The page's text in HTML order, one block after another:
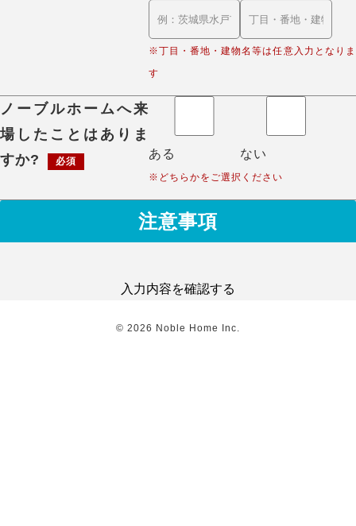
※丁目・番地・建物名等は任意入力となりま
す
ノーブルホームへ来
場したことはありま
すか?
必須
ある ない
※どちらかをご選択ください
注意事項
入力内容を確認する
© 2026 Noble Home Inc.